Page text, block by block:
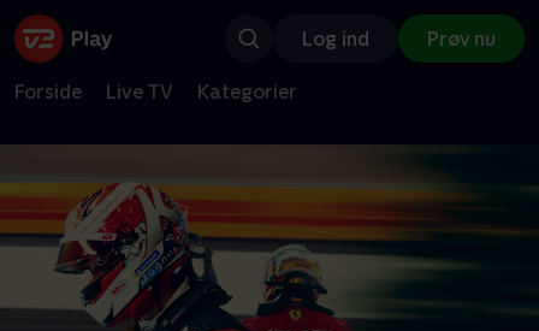
Log ind Prøv nu
Forside Live TV Kategorier